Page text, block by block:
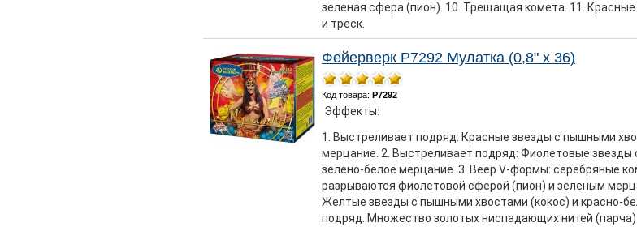
зеленая сфера (пион). 10. Трещащая комета. 11.
и треск.
Фейерверк Р7292 Мулатка (0,8" х 36)
Код товара: Р7292
Эффекты:
1. Выстреливает подряд: Красные звезды с пышными
мерцание. 2. Выстреливает подряд: Фиолетовые
зелено-белое мерцание. 3. Веер V-формы: серебряные
разрываются фиолетовой сферой (пион) и зеленым
Желтые звезды с пышными хвостами (кокос) и красно-
подряд: Множество золотых ниспадающих нитей